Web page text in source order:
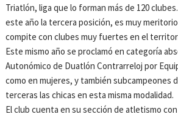
Triatlón, liga que lo forman más de 120
este año la tercera posición, es muy
compite con clubes muy fuertes en el
Este mismo año se proclamó en categoría
Autonómico de Duatlón Contrarreloj por
como en mujeres, y también subcampeones
terceras las chicas en esta misma modalidad.
El club cuenta en su sección de atletismo